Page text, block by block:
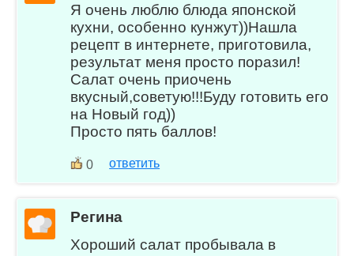
Я очень люблю блюда японской
кухни, особенно кунжут))Нашла
рецепт в интернете, приготовила,
результат меня просто поразил!
Салат очень приочень
вкусный,советую!!!Буду готовить его
на Новый год))
Просто пять баллов!
0 ответить
Регина
Хороший салат пробывала в